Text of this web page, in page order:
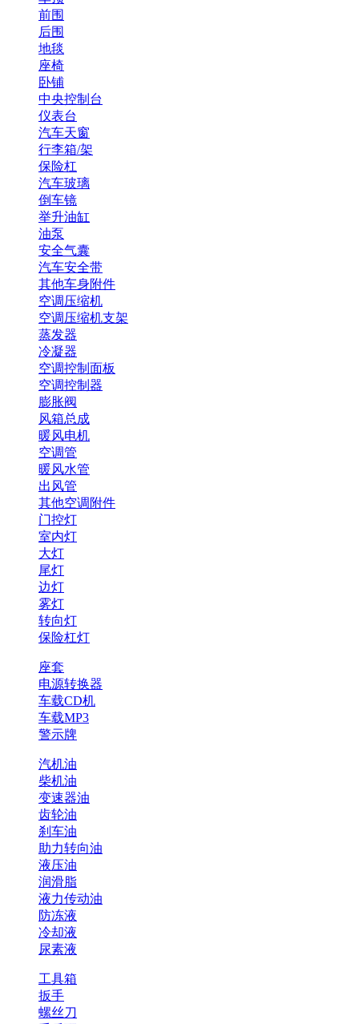
前围
后围
地毯
座椅
卧铺
中央控制台
仪表台
汽车天窗
行李箱/架
保险杠
汽车玻璃
倒车镜
举升油缸
油泵
安全气囊
汽车安全带
其他车身附件
空调压缩机
空调压缩机支架
蒸发器
冷凝器
空调控制面板
空调控制器
膨胀阀
风箱总成
暖风电机
空调管
暖风水管
出风管
其他空调附件
门控灯
室内灯
大灯
尾灯
边灯
雾灯
转向灯
保险杠灯
座套
电源转换器
车载CD机
车载MP3
警示牌
汽机油
柴机油
变速器油
齿轮油
刹车油
助力转向油
液压油
润滑脂
液力传动油
防冻液
冷却液
尿素液
工具箱
扳手
螺丝刀